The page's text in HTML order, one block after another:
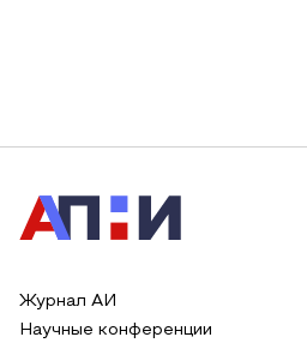
Журнал АИ
Научные конференции